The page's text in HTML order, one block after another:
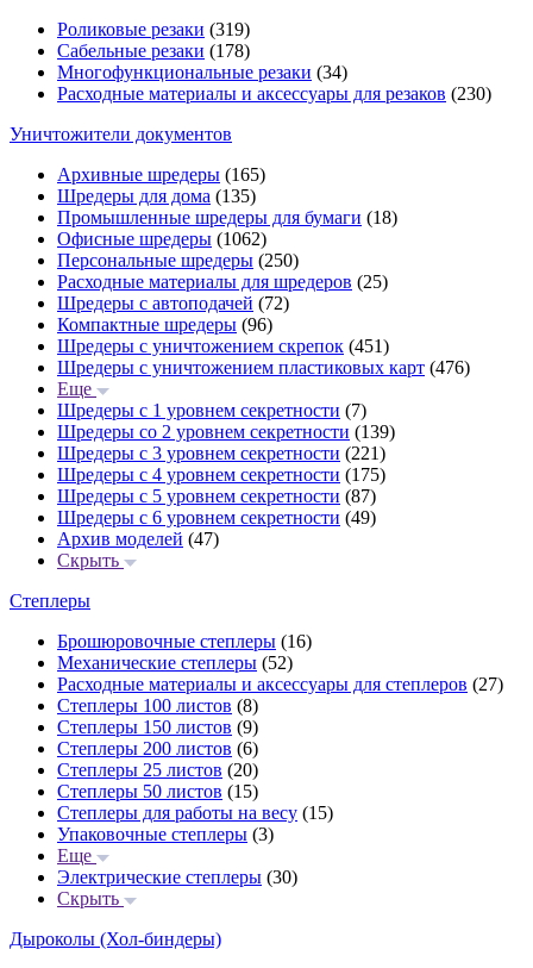
Роликовые резаки (319)
Сабельные резаки (178)
Многофункциональные резаки (34)
Расходные материалы и аксессуары для резаков (230)
Уничтожители документов
Архивные шредеры (165)
Шредеры для дома (135)
Промышленные шредеры для бумаги (18)
Офисные шредеры (1062)
Персональные шредеры (250)
Расходные материалы для шредеров (25)
Шредеры с автоподачей (72)
Компактные шредеры (96)
Шредеры с уничтожением скрепок (451)
Шредеры с уничтожением пластиковых карт (476)
Еще
Шредеры с 1 уровнем секретности (7)
Шредеры со 2 уровнем секретности (139)
Шредеры с 3 уровнем секретности (221)
Шредеры с 4 уровнем секретности (175)
Шредеры с 5 уровнем секретности (87)
Шредеры с 6 уровнем секретности (49)
Архив моделей (47)
Скрыть
Степлеры
Брошюровочные степлеры (16)
Механические степлеры (52)
Расходные материалы и аксессуары для степлеров (27)
Степлеры 100 листов (8)
Степлеры 150 листов (9)
Степлеры 200 листов (6)
Степлеры 25 листов (20)
Степлеры 50 листов (15)
Степлеры для работы на весу (15)
Упаковочные степлеры (3)
Еще
Электрические степлеры (30)
Скрыть
Дыроколы (Хол-биндеры)